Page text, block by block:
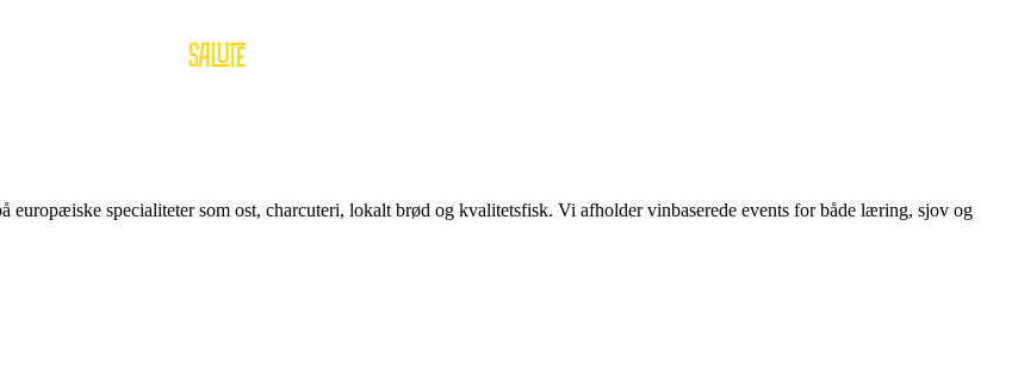
europæiske specialiteter som ost, charcuteri, lokalt brød og kvalitetsfisk. Vi afholder vinbaserede events for både læring, sjov og